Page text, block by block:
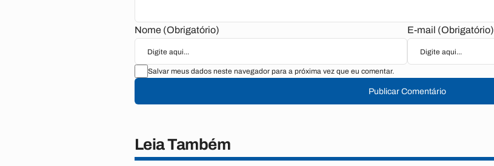
Nome (Obrigatório) E-mail (Obrigatório)
Salvar meus dados neste navegador para a próxima vez que eu comentar.
Publicar Comentário
Leia Também